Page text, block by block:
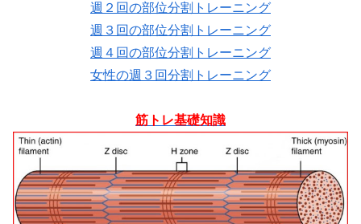
週２回の部位分割トレーニング
週３回の部位分割トレーニング
週４回の部位分割トレーニング
女性の週３回分割トレーニング
筋トレ基礎知識